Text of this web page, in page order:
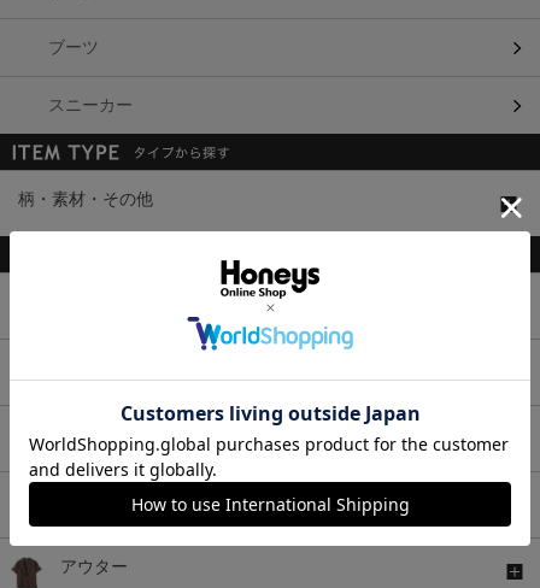
ブーツ
スニーカー
柄・素材・その他
ワンピース
セットアップ
アウター